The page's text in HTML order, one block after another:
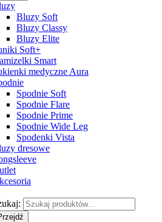
Bluzy Soft
Bluzy Classy
Bluzy Elite
Soft+
Smart
medyczne Aura
Spodnie Soft
Spodnie Flare
Spodnie Prime
Spodnie Wide Leg
Spodenki Vista
dresowe